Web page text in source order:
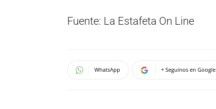
Fuente: La Estafeta On Line
WhatsApp + Seguinos en Google